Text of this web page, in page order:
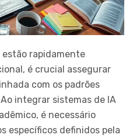
estão rapidamente
é crucial assegurar
com os padrões
integrar sistemas de IA
é necessário
específicos definidos pela